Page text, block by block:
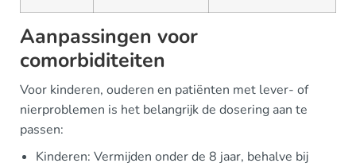
Aanpassingen voor
comorbiditeiten
Voor kinderen, ouderen en patiënten met lever- of
nierproblemen is het belangrijk de dosering aan te
passen:
Kinderen: Vermijden onder de 8 jaar, behalve bij